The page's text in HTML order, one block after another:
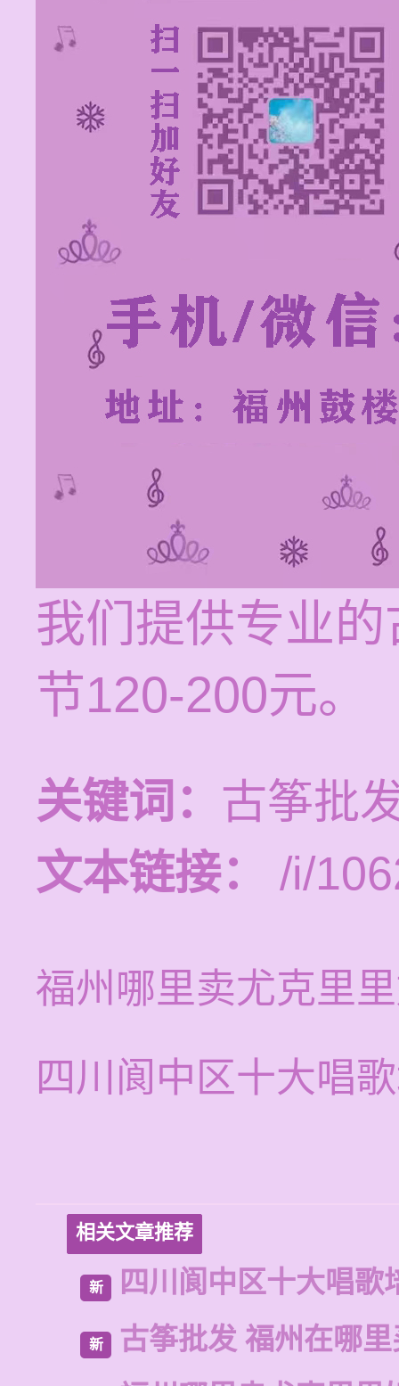
我们提供专业
节120-200元。
关键词： 古筝批
文本链接：
/i/
福州哪里卖尤克里
四川阆中区十大唱
相关文章推荐
新 四川阆中区十大唱歌
新
古筝批发 福州在哪